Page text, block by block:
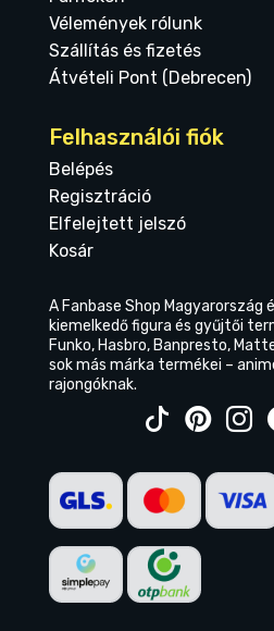
Vélemények rólunk
Szállítás és fizetés
Átvételi Pont (Debrecen)
Felhasználói fiók
Belépés
Regisztráció
Elfelejtett jelszó
Kosár
A Fanbase Shop Magyarország
kiemelkedő figura és gyűjtői
Funko, Hasbro, Banpresto,
sok más márka termékei –
rajongóknak.